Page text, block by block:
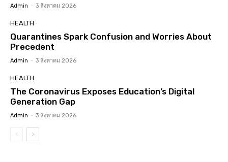
Admin - 3 สิงหาคม 2026
HEALTH
Quarantines Spark Confusion and Worries About
Precedent
Admin - 3 สิงหาคม 2026
HEALTH
The Coronavirus Exposes Education’s Digital
Generation Gap
Admin - 3 สิงหาคม 2026